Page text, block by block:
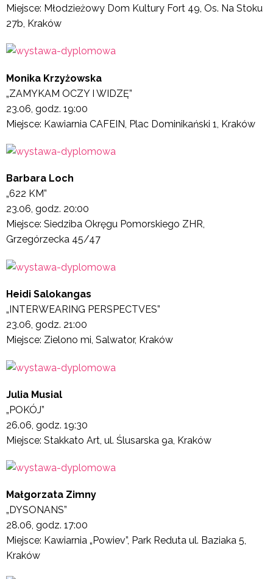
Miejsce: Młodzieżowy Dom Kultury Fort 49, Os. Na Stoku
27b, Kraków
Monika Krzyżowska
„ZAMYKAM OCZY I WIDZĘ”
23.06, godz. 19:00
Miejsce: Kawiarnia CAFEIN, Plac Dominikański 1, Kraków
Barbara Loch
„622 KM”
23.06, godz. 20:00
Miejsce: Siedziba Okręgu Pomorskiego ZHR,
Grzegórzecka 45/47
Heidi Salokangas
„INTERWEARING PERSPECTVES”
23.06, godz. 21:00
Miejsce: Zielono mi, Salwator, Kraków
Julia Musial
„POKÓJ”
26.06, godz. 19:30
Miejsce: Stakkato Art, ul. Ślusarska 9a, Kraków
Małgorzata Zimny
„DYSONANS”
28.06, godz. 17:00
Miejsce: Kawiarnia „Powiev”, Park Reduta ul. Baziaka 5,
Kraków